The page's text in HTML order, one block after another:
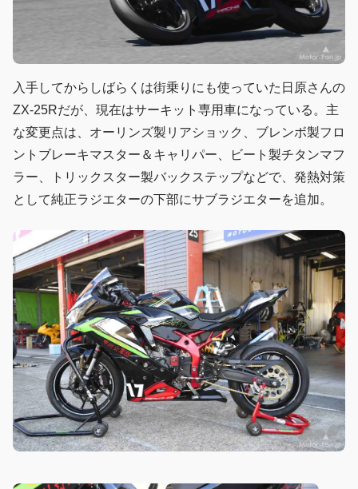
入手してからしばらくは街乗りにも使っていた日原さんの
ZX-25Rだが、現在はサーキット専用車になっている。主
な変更点は、オーリンズ製リアショック、ブレンボ製フロ
ントブレーキマスター＆キャリパー、ビート製チタンマフ
ラー、トリックスター製バックステップなどで、発熱対策
として純正ラジエターの下部にサブラジエターを追加。